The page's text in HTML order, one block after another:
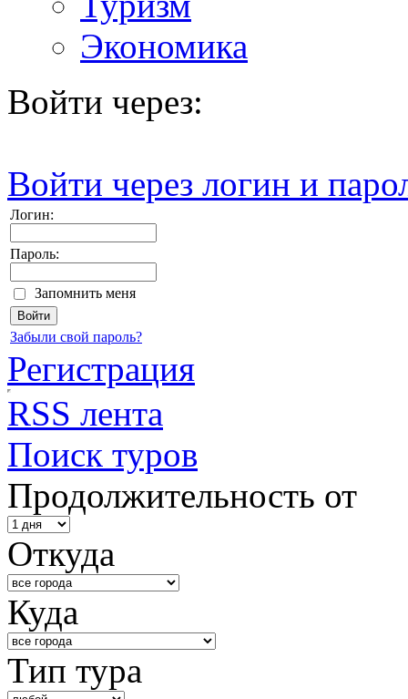
Экономика
Войти через:
Войти через логин и
Логин:
Пароль:
Запомнить меня
Забыли свой пароль?
Регистрация
RSS лента
Поиск туров
Продолжительность от
Откуда
Куда
Тип тура